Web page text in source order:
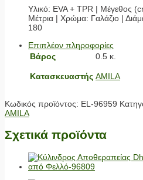
Υλικό: EVA + TPR | Μέγεθος
Μέτρια | Χρώμα: Γαλάζιο |
180
Επιπλέον πληροφορίες
Βάρος
0.5 κ.
Κατασκευαστής AMILA
Κωδικός προϊόντος: EL-96959
AMILA
Σχετικά προϊόντα